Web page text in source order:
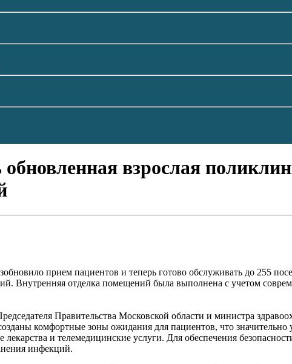
взрослая
прием пациентов и теперь готово обслуживать до 255
Внутренняя отделка помещений была выполнена с учетом
Правительства Московской области и министра
комфортные зоны ожидания для пациентов, что
и телемедицинские услуги. Для обеспечения
инфекций.